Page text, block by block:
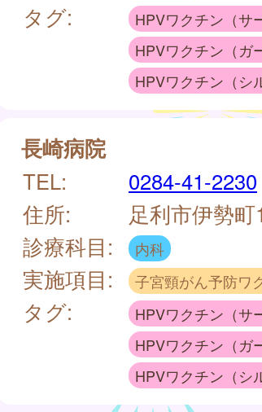
タグ:
HPVワクチン（サ
HPVワクチン（ガ
HPVワクチン（シ
長崎病院
TEL:
0284-41-2230
住所:
足利市伊勢
診療科目:
内科
実施項目: 子宮頸がん予防ワ
タグ:
HPVワクチン（サ
HPVワクチン（ガ
HPVワクチン（シ